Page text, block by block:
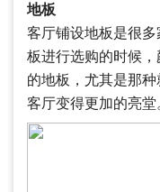
地板
客厅铺设地板是很
板进行选购的时候
的地板，尤其是那
客厅变得更加的亮堂